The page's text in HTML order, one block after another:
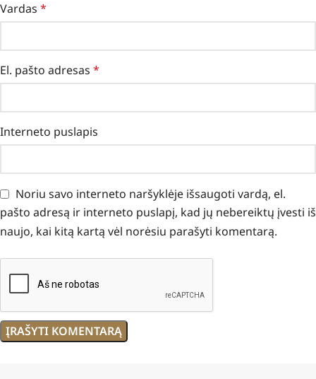
Vardas *
El. pašto adresas *
Interneto puslapis
Noriu savo interneto naršyklėje išsaugoti vardą, el.
pašto adresą ir interneto puslapį, kad jų nebereiktų įvesti iš
naujo, kai kitą kartą vėl norėsiu parašyti komentarą.